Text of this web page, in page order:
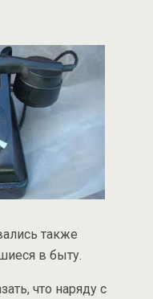
также
в быту.
что наряду с